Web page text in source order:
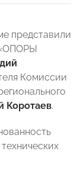
представили
Комиссии
Коротаев.